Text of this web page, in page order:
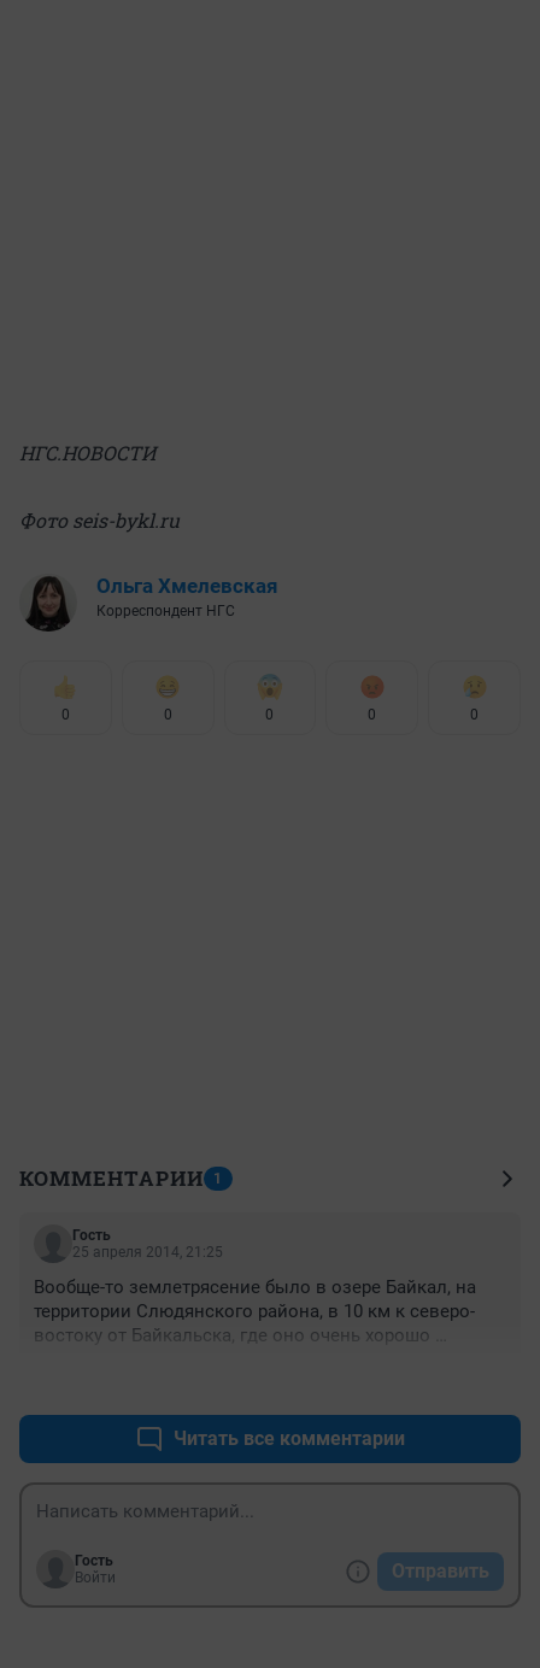
НГС.НОВОСТИ
Фото seis-bykl.ru
Ольга Хмелевская
Корреспондент НГС
0 0 0 0 0
КОММЕНТАРИИ 1
Гость
25 апреля 2014, 21:25
Вообще-то землетрясение было в озере Байкал, на
территории Слюдянского района, в 10 км к северо-
востоку от Байкальска, где оно очень хорошо
Читать все комментарии
Гость
Войти
Отправить